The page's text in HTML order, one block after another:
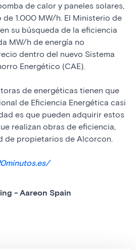
de calor y paneles solares,
1.000 MW/h. El Ministerio de
su búsqueda de la eficiencia
MW/h de energía no
dentro del nuevo Sistema
Energético (CAE).
de energéticas tienen que
de Eficiencia Energética casi
es que pueden adquirir estos
realizan obras de eficiencia,
de propietarios de Alcorcon.
- Aareon Spain